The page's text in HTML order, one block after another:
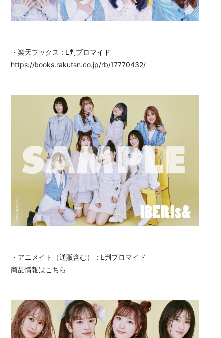
・楽天ブックス : L判ブロマイド
https://books.rakuten.co.jp/rb/17770432/
・アニメイト（通販含む）：L判ブロマイド
商品情報はこちら